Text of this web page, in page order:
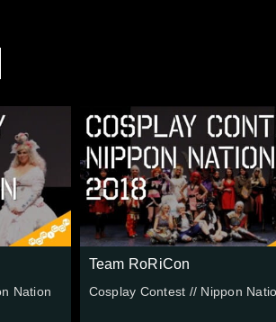
Nation
Team RoRiCon
Cosplay Contest // Nippon